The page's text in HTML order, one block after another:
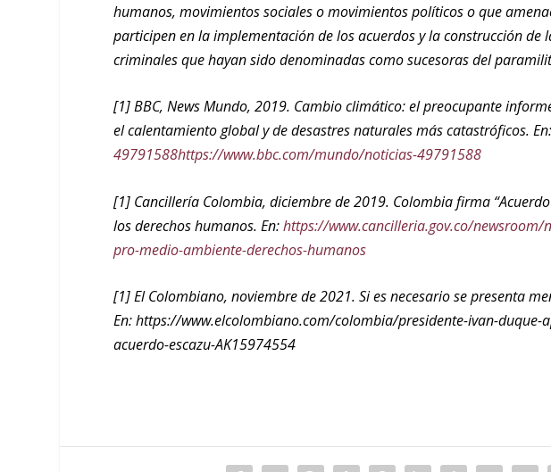
humanos, movimientos sociales o movimientos políticos o que
participen en la implementación de los acuerdos y la construcción de
criminales que hayan sido denominadas como sucesoras del
[1] BBC, News Mundo, 2019. Cambio climático: el preocupante
el calentamiento global y de desastres naturales más catastróficos.
49791588https://www.bbc.com/mundo/noticias-49791588
[1] Cancillería Colombia, diciembre de 2019. Colombia firma
los derechos humanos. En:https://www.cancilleria.gov.co/
pro-medio-ambiente-derechos-humanos
[1] El Colombiano, noviembre de 2021. Si es necesario se presenta
En: https://www.elcolombiano.com/colombia/presidente-ivan-duque-
acuerdo-escazu-AK15974554